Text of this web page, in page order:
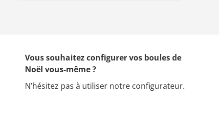
Vous souhaitez configurer vos boules de
Noël vous-même ?
N’hésitez pas à utiliser notre configurateur.